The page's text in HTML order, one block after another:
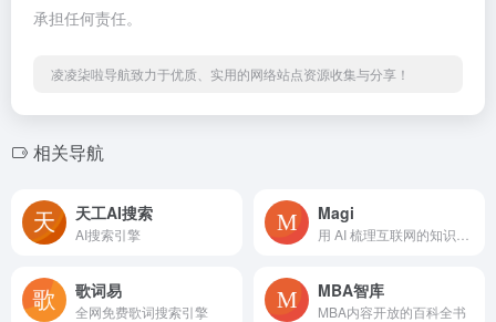
承担任何责任。
凌凌柒啦导航致力于优质、实用的网络站点资源收集与分享！
相关导航
天工AI搜索
AI搜索引擎
Magi
歌词易
全网免费歌词搜索引擎
MBA智库
MBA内容开放的百科全书